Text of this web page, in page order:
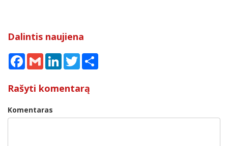
Dalintis naujiena
Facebook
Gmail LinkedInTwitter
Rašyti komentarą
Komentaras